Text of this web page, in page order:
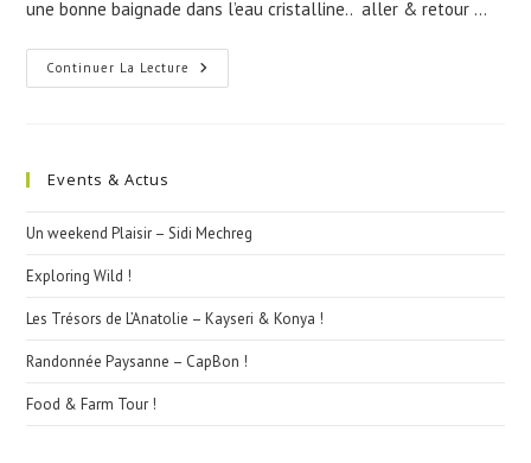
une bonne baignade dans l’eau cristalline.. aller & retour …
Continuer La Lecture Fresh
Day
Events & Actus
Un weekend Plaisir – Sidi Mechreg
Exploring Wild !
Les Trésors de L’Anatolie – Kayseri & Konya !
Randonnée Paysanne – CapBon !
Food & Farm Tour !